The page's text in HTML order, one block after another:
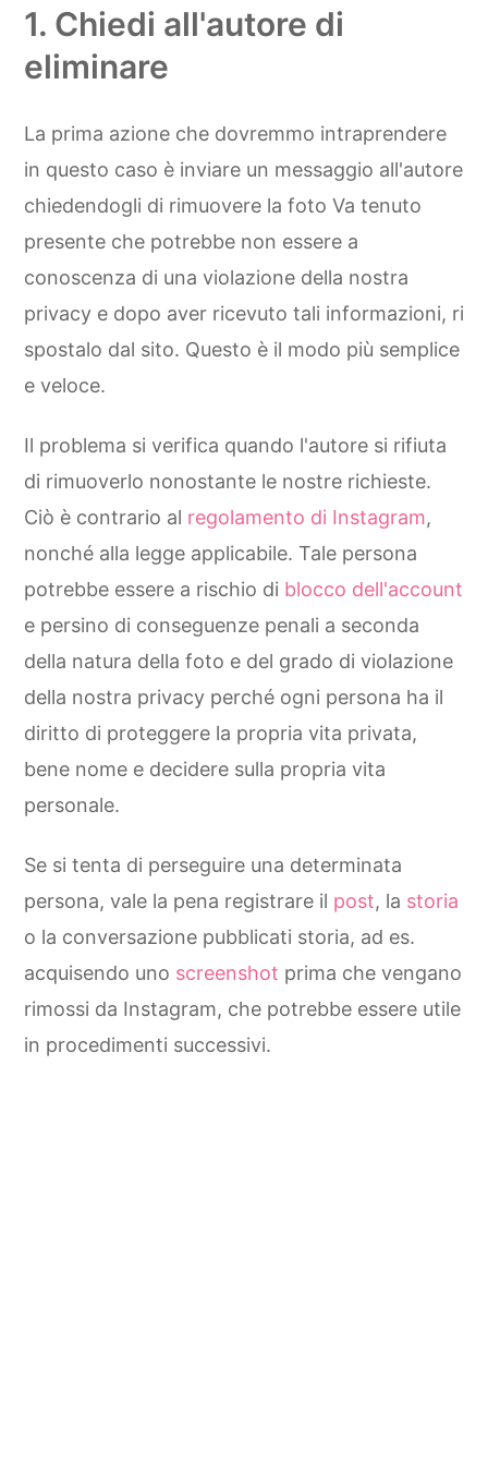
1. Chiedi all'autore di
eliminare
La prima azione che dovremmo intraprendere
in questo caso è inviare un messaggio all'autore
chiedendogli di rimuovere la foto Va tenuto
presente che potrebbe non essere a
conoscenza di una violazione della nostra
privacy e dopo aver ricevuto tali informazioni, ri
spostalo dal sito. Questo è il modo più semplice
e veloce.
Il problema si verifica quando l'autore si rifiuta
di rimuoverlo nonostante le nostre richieste.
Ciò è contrario al regolamento di Instagram,
nonché alla legge applicabile. Tale persona
potrebbe essere a rischio di blocco dell'account
e persino di conseguenze penali a seconda
della natura della foto e del grado di violazione
della nostra privacy perché ogni persona ha il
diritto di proteggere la propria vita privata,
bene nome e decidere sulla propria vita
personale.
Se si tenta di perseguire una determinata
persona, vale la pena registrare il post, la storia
o la conversazione pubblicati storia, ad es.
acquisendo uno screenshot prima che vengano
rimossi da Instagram, che potrebbe essere utile
in procedimenti successivi.